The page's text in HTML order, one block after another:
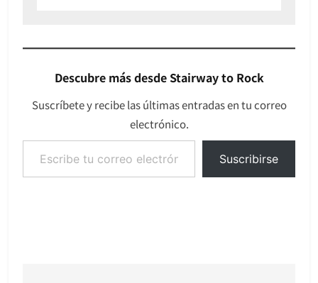
Descubre más desde Stairway to Rock
Suscríbete y recibe las últimas entradas en tu correo
electrónico.
Escribe tu correo electrónico…
Suscribirse